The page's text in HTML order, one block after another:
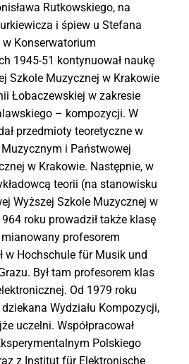
Rutkowskiego, na
i śpiew u Stefana
Konserwatorium
1945-51 kontynuował naukę
Szkole Muzycznej w Krakowie
Łobaczewskiej w zakresie
– kompozycji. W
przedmioty teoretyczne w
i Państwowej
w Krakowie. Następnie, w
teorii (na stanowisku
Wyższej Szkole Muzycznej w
roku prowadził także klasę
profesorem
w Hochschule für Musik und
Był tam profesorem klas
Od 1979 roku
Wydziału Kompozycji,
uczelni. Współpracował
Polskiego
z Institut für Elektronische